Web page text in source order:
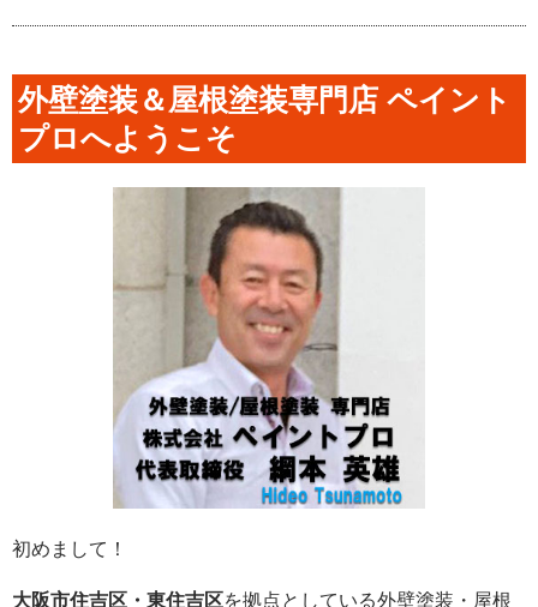
外壁塗装＆屋根塗装専門店 ペイント
プロへようこそ
初めまして！
大阪市住吉区・東住吉区を拠点としている外壁塗装・屋根